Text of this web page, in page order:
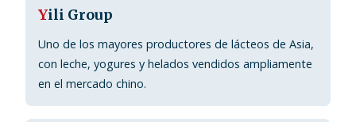
Yili Group
Uno de los mayores productores de lácteos de Asia,
con leche, yogures y helados vendidos ampliamente
en el mercado chino.